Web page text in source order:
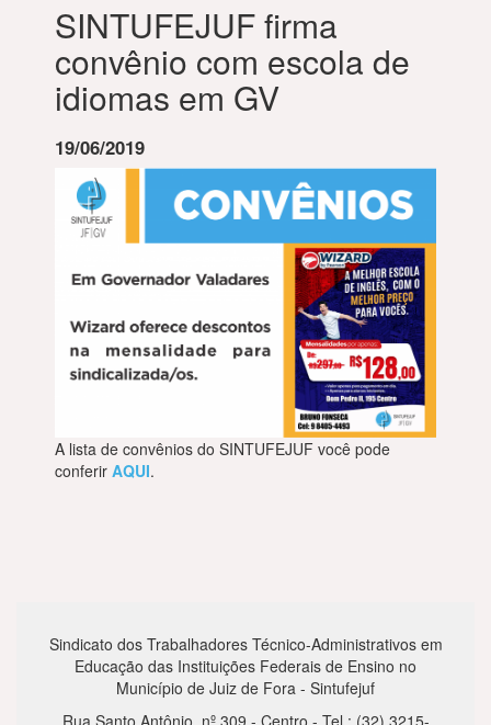
SINTUFEJUF firma
convênio com escola de
idiomas em GV
19/06/2019
A lista de convênios do SINTUFEJUF você pode
conferir AQUI.
Sindicato dos Trabalhadores Técnico-Administrativos em
Educação das Instituições Federais de Ensino no
Município de Juiz de Fora - Sintufejuf